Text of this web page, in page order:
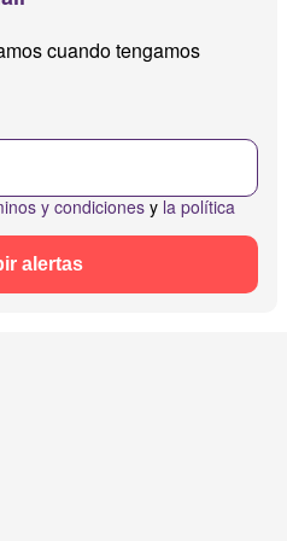
cuando tengamos
y condiciones y la política
alertas